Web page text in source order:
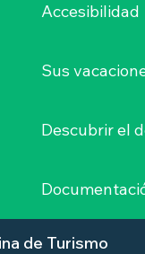
Accesibilidad
Sus
Descubrir el
de Turismo